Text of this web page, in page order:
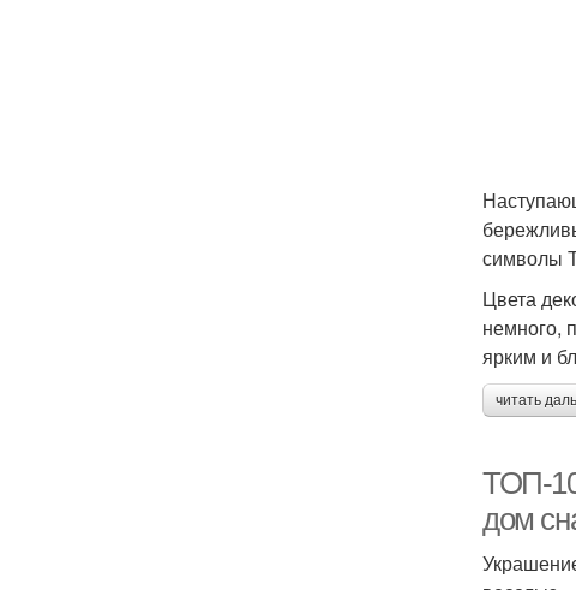
символы
Цвета
немного,
ярким и
читать
ТОП-
дом